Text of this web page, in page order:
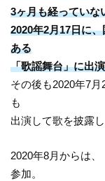
3ヶ月も経っていな
2020年2月17日に
ある
「歌謡舞台」に出
その後も2020年7
も
出演して歌を披露し
2020年8月からは
参加。